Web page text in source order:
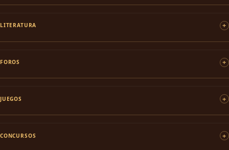
LITERATURA
FOROS
JUEGOS
CONCURSOS